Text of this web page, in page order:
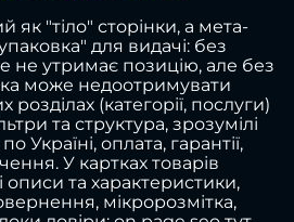
як "тіло" сторінки, а мета-
для видачі: без
не утримає позицію, але без
може недоотримувати
розділах (категорії, послуги)
та структура, зрозумілі
Україні, оплата, гарантії,
У картках товарів
описи та характеристики,
мікророзмітка,